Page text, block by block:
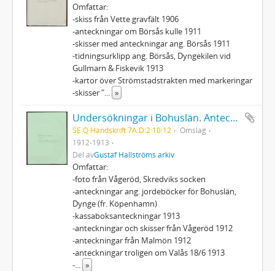
Omfattar:
-skiss från Vette gravfält 1906
-anteckningar om Börsås kulle 1911
-skisser med anteckningar ang. Börsås 1911
-tidningsurklipp ang. Börsås, Dyngekilen vid
Gullmarn & Fiskevik 1913
-kartor över Strömstadstrakten med markeringar
-skisser "... »
Undersökningar i Bohuslän. Anteckningar, ritningar, räkenskaper, adresser, 1 fotografi, Vågeröd Skredsviks socken
SE Q Handskrift 7A:D:2:10:12
Omslag
1912-1913
Del avGustaf Hallströms arkiv
Omfattar:
-foto från Vågeröd, Skredviks socken
-anteckningar ang. jordeböcker för Bohuslän,
Dynge (fr. Köpenhamn)
-kassaboksanteckningar 1913
-anteckningar och skisser från Vågeröd 1912
-anteckningar från Malmön 1912
-anteckningar troligen om Valås 18/6 1913
-... »